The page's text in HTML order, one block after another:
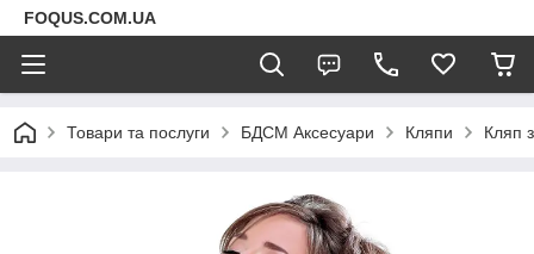
FOQUS.COM.UA
Товари та послуги БДСМ Аксесуари Кляпи Кляп